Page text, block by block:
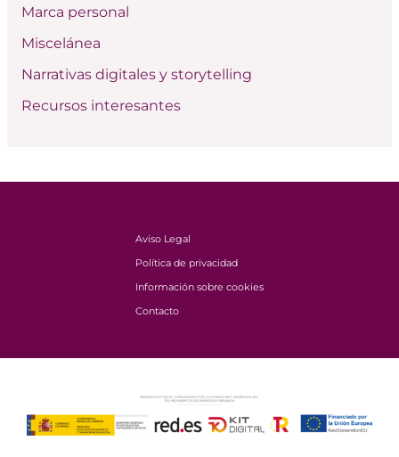
Marca personal
Miscelánea
Narrativas digitales y storytelling
Recursos interesantes
Aviso Legal
Política de privacidad
Información sobre cookies
Contacto